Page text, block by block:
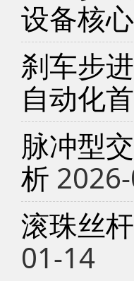
设备核
刹车步
自动化
脉冲型
析
滚珠丝
01-14